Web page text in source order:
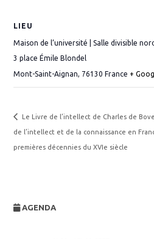
LIEU
Maison de l’université | Salle divisible nord
3 place Émile Blondel
Mont-Saint-Aignan, 76130 France +
Le Livre de l’intellect de Charles de
de l’intellect et de la connaissance en
premières décennies du XVIe siècle
AGENDA